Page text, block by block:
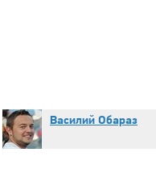
Василий Обараз